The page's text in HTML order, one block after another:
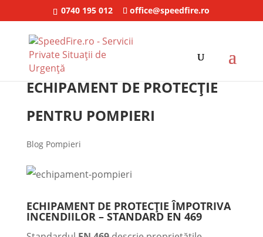
0740 195 012 office@speedfire.ro
ECHIPAMENT DE PROTECȚIE
PENTRU POMPIERI
Blog Pompieri
ECHIPAMENT DE PROTECȚIE ÎMPOTRIVA
INCENDIILOR – STANDARD EN 469